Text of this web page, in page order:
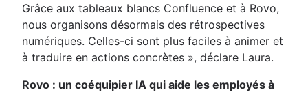
Grâce aux tableaux blancs Confluence et à Rovo,
nous organisons désormais des rétrospectives
numériques. Celles-ci sont plus faciles à animer et
à traduire en actions concrètes », déclare Laura.
Rovo : un coéquipier IA qui aide les employés à